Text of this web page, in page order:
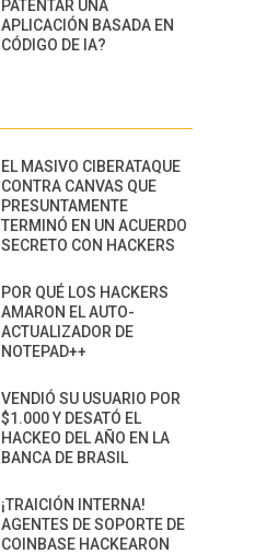
PATENTAR UNA
APLICACIÓN BASADA EN
CÓDIGO DE IA?
EL MASIVO CIBERATAQUE
CONTRA CANVAS QUE
PRESUNTAMENTE
TERMINÓ EN UN ACUERDO
SECRETO CON HACKERS
POR QUÉ LOS HACKERS
AMARON EL AUTO-
ACTUALIZADOR DE
NOTEPAD++
VENDIÓ SU USUARIO POR
$1.000 Y DESATÓ EL
HACKEO DEL AÑO EN LA
BANCA DE BRASIL
¡TRAICIÓN INTERNA!
AGENTES DE SOPORTE DE
COINBASE HACKEARON